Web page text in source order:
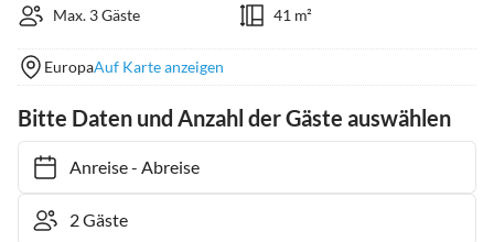
Max. 3 Gäste
41 m²
EuropaAuf Karte anzeigen
Bitte Daten und Anzahl der Gäste auswählen
Anreise- Abreise